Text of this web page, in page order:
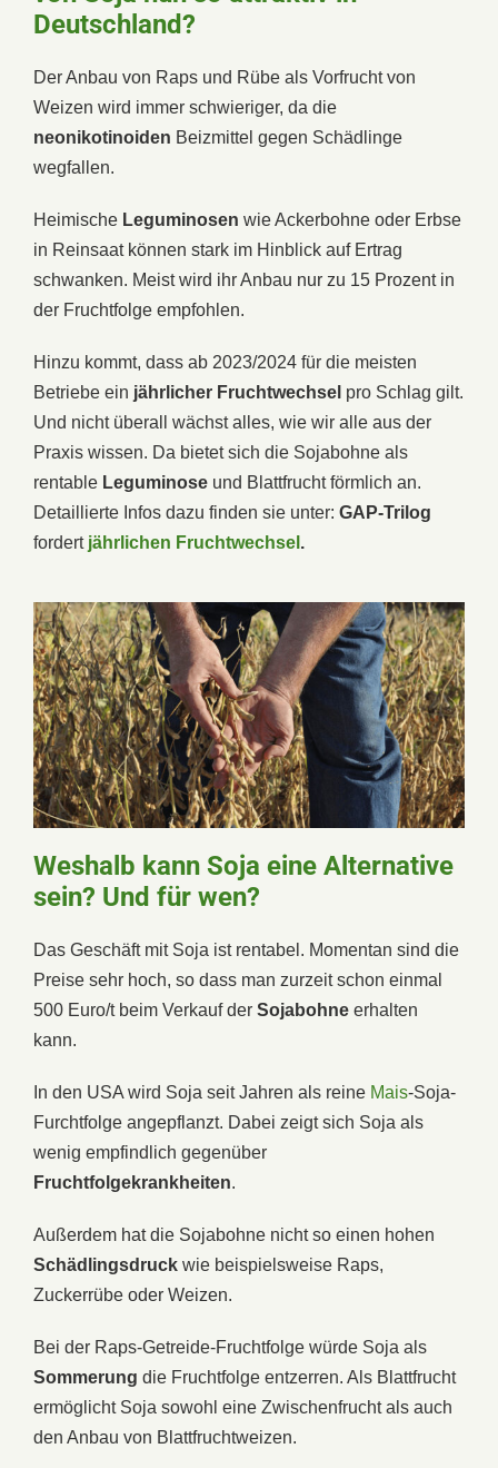
Deutschland?
Der Anbau von Raps und Rübe als Vorfrucht von
Weizen wird immer schwieriger, da die
neonikotinoiden Beizmittel gegen Schädlinge
wegfallen.
Heimische Leguminosen wie Ackerbohne oder Erbse
in Reinsaat können stark im Hinblick auf Ertrag
schwanken. Meist wird ihr Anbau nur zu 15 Prozent in
der Fruchtfolge empfohlen.
Hinzu kommt, dass ab 2023/2024 für die meisten
Betriebe ein jährlicher Fruchtwechsel pro Schlag gilt.
Und nicht überall wächst alles, wie wir alle aus der
Praxis wissen. Da bietet sich die Sojabohne als
rentable Leguminose und Blattfrucht förmlich an.
Detaillierte Infos dazu finden sie unter: GAP-Trilog
fordert jährlichen Fruchtwechsel .
Weshalb kann Soja eine Alternative
sein? Und für wen?
Das Geschäft mit Soja ist rentabel. Momentan sind die
Preise sehr hoch, so dass man zurzeit schon einmal
500 Euro/t beim Verkauf der Sojabohne erhalten
kann.
In den USA wird Soja seit Jahren als reine Mais-Soja-
Furchtfolge angepflanzt. Dabei zeigt sich Soja als
wenig empfindlich gegenüber
Fruchtfolgekrankheiten.
Außerdem hat die Sojabohne nicht so einen hohen
Schädlingsdruck wie beispielsweise Raps,
Zuckerrübe oder Weizen.
Bei der Raps-Getreide-Fruchtfolge würde Soja als
Sommerung die Fruchtfolge entzerren. Als Blattfrucht
ermöglicht Soja sowohl eine Zwischenfrucht als auch
den Anbau von Blattfruchtweizen.